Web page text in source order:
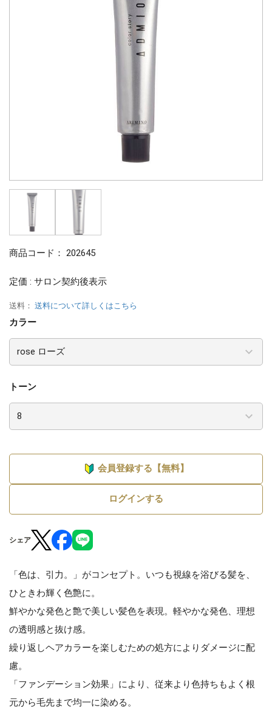
商品コード： 202645
定価 : サロン契約後表示
送料： 送料について詳しくはこちら
カラー
トーン
会員登録する【無料】
ログインする
シェア
「色は、引力。」がコンセプト。いつも視線を浴びる髪を、
ひときわ輝く色艶に。
鮮やかな発色と艶で美しい髪色を表現。軽やかな発色、理想
の透明感と抜け感。
繰り返しヘアカラーを楽しむための処方によりダメージに配
慮。
「ファンデーション効果」により、従来より色持ちもよく根
元から毛先まで均一に染める。